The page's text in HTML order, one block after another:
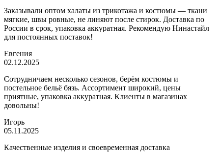
Заказывали оптом халаты из трикотажа и костюмы — ткани
мягкие, швы ровные, не линяют после стирок. Доставка по
России в срок, упаковка аккуратная. Рекомендую Нинастайл
для постоянных поставок!
Евгения
02.12.2025
Сотрудничаем несколько сезонов, берём костюмы и
постельное бельё бязь. Ассортимент широкий, цены
приятные, упаковка аккуратная. Клиенты в магазинах
довольны!
Игорь
05.11.2025
Качественные изделия и своевременная доставка